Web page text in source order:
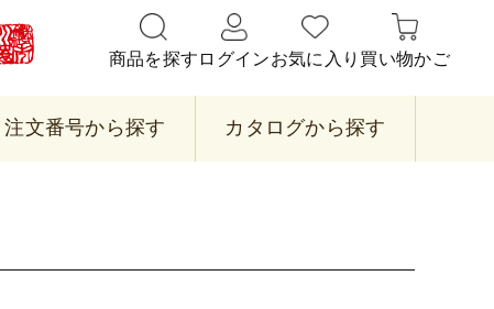
商品を探す ログインお気に入り 買い物かご
注文番号から探す カタログから探す